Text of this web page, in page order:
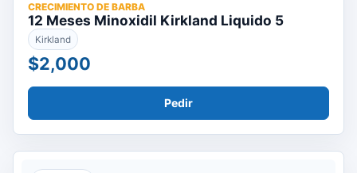
CRECIMIENTO DE BARBA
12 Meses Minoxidil Kirkland Liquido 5
Kirkland
$2,000
Pedir